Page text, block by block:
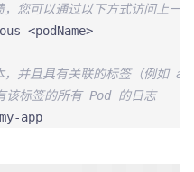
您可以通过以下方式访问上一
并且具有关联的标签（例如
该标签的所有 Pod 的日志
my-app